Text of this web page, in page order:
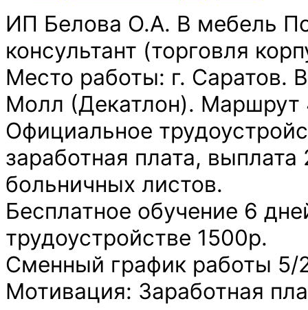
ИП Белова О.А. В мебель
консультант (торговля
Место работы: г. Саратов.
Молл (Декатлон). Маршрут
Официальное
заработная плата,
больничных листов.
Бесплатное обучение 6
трудоустройстве 1500р.
Сменный график работы
Мотивация: Заработная